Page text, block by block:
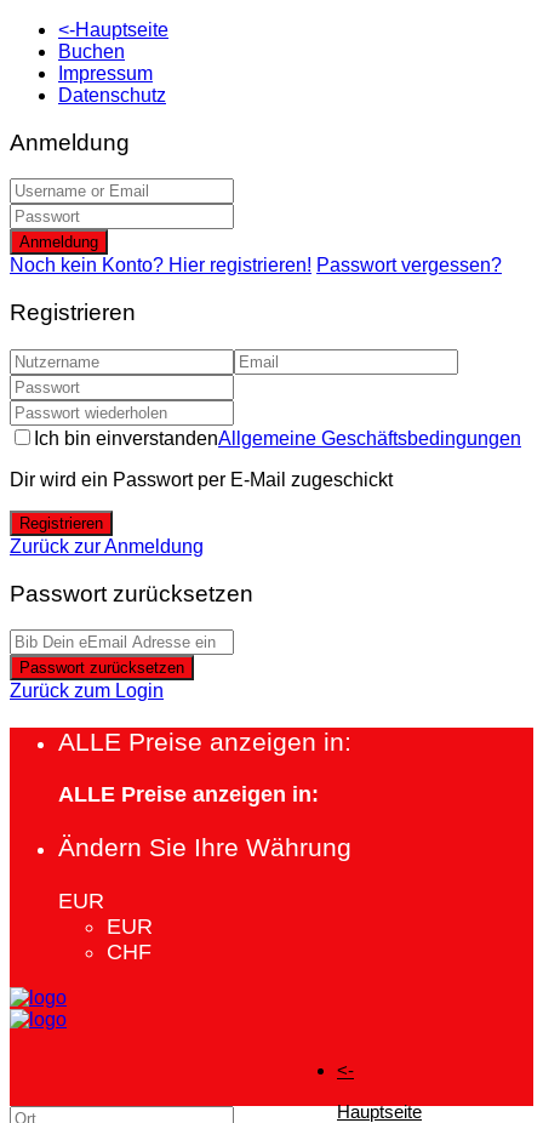
<-Hauptseite
Buchen
Impressum
Datenschutz
Anmeldung
Anmeldung
Noch kein Konto? Hier registrieren! Passwort vergessen?
Registrieren
Ich bin einverstandenAllgemeine Geschäftsbedingungen
Dir wird ein Passwort per E-Mail zugeschickt
Registrieren
Zurück zur Anmeldung
Passwort zurücksetzen
Passwort zurücksetzen
Zurück zum Login
ALLE Preise anzeigen in:
ALLE Preise anzeigen in:
Ändern Sie Ihre Währung
EUR
EUR
CHF
<-
Hauptseite